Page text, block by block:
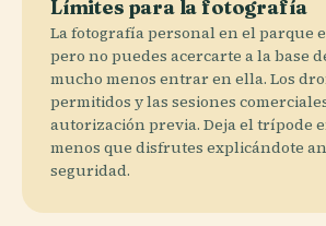
Límites para la fotografía
La fotografía personal en el parque
pero no puedes acercarte a la base
mucho menos entrar en ella. Los
permitidos y las sesiones
autorización previa. Deja el trípode
menos que disfrutes explicándote
seguridad.